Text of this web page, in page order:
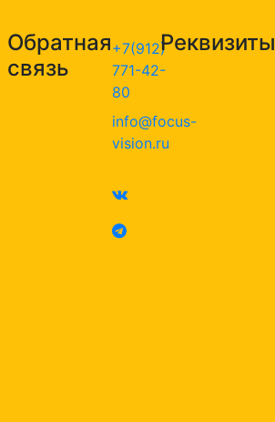
Обратная
связь
+7(912)
771-42-
80
info@focus-
vision.ru
Реквизиты